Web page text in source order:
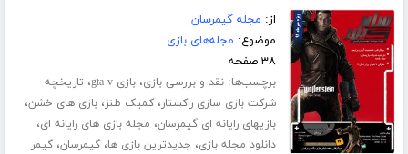
از: مجله گیمرسان
موضوع: مجله‌های بازی
۳۸ صفحه
برچسب‌ها:نقد و بررسی بازی،بازی gta v ، تاریخچه
شرکت بازی سازی راکستار،کمیک طنز،بازی های خشن،
بازیهای رایانه ای گیمرسان، مجله بازی های رایانه ای،
دانلود مجله بازی، جدیدترین بازی ها،گیمرسان،گیمر